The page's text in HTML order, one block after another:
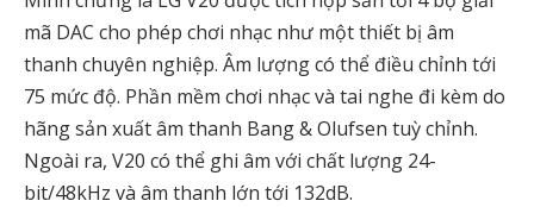
mã DAC cho phép chơi nhạc như một thiết bị âm
thanh chuyên nghiệp. Âm lượng có thể điều chỉnh tới
75 mức độ. Phần mềm chơi nhạc và tai nghe đi kèm do
hãng sản xuất âm thanh Bang & Olufsen tuỳ chỉnh.
Ngoài ra, V20 có thể ghi âm với chất lượng 24-
bit/48kHz và âm thanh lớn tới 132dB.